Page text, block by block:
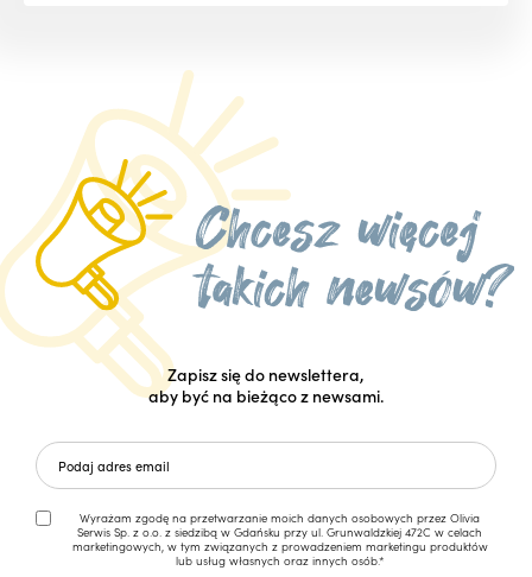
Zapisz się do newslettera,
aby być na bieżąco z newsami.
Wyrażam zgodę na przetwarzanie moich danych osobowych przez Olivia
Serwis Sp. z o.o. z siedzibą w Gdańsku przy ul. Grunwaldzkiej 472C w celach
marketingowych, w tym związanych z prowadzeniem marketingu produktów
lub usług własnych oraz innych osób.*